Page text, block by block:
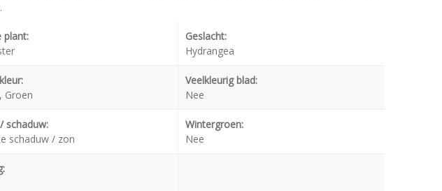
plant:
Geslacht:
Hydrangea
Groen
Veelkleurig blad:
Nee
schaduw:
schaduw / zon
Wintergroen:
Nee